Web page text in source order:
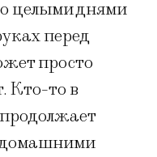
целыми днями
перед
просто
Кто-то в
домашними